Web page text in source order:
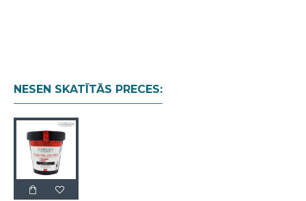
taukskābes, vitamīnus (A, C, B6, B12, E),
minerālvielas (kalciju, dzelzi, jodu, magniju utt.),
kas mitrina, mīkstina un padara ādu elastīgu.
Granātābolā esošie polifenoli saista brīvos
radikāļus, novēršot priekšlaicīgu ādas
novecošanos, kas padara granātābolu efektīvu
cīņā pret grumbām.
NESEN SKATĪTĀS PRECES: